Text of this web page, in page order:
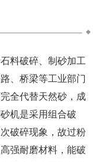
料破碎、制砂加工
、桥梁等工业部门
全代替天然砂，成
机是采用组合破
破碎现象，故过粉
强耐磨材料，能破